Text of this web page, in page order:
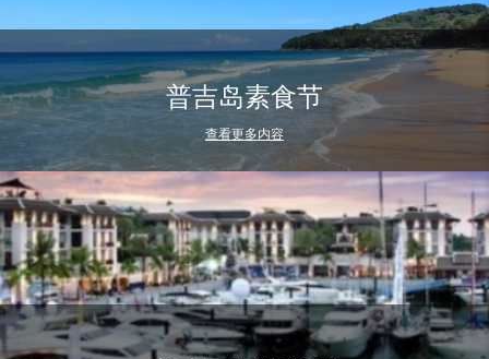
普吉岛素食节
查看更多内容